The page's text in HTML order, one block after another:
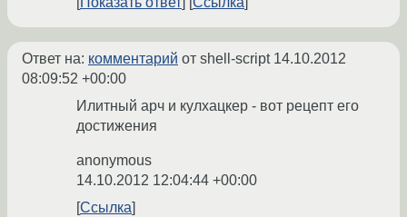
Ответ на: комментарий от shell-script 14.10.2012
08:09:52 +00:00
Илитный арч и кулхацкер - вот рецепт его
достижения
anonymous
14.10.2012 12:04:44 +00:00
Ссылка